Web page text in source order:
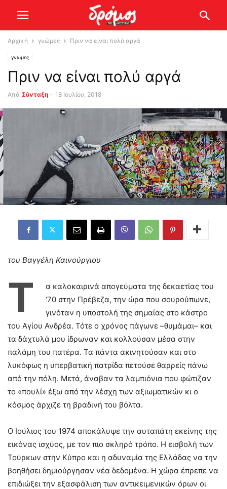
Αρχική γνώμες Πριν να είναι πολύ αργά
γνώμες
Πριν να είναι πολύ αργά
Από Σύνταξη - 18 Ιουλίου, 2018
του Βαγγέλη Καινούργιου
Τ
α καλοκαιρινά απογεύματα της δεκαετίας του
‘70 στην Πρέβεζα, την ώρα που σουρούπωνε,
γινόταν η υποστολή της σημαίας στο κάστρο
του Αγίου Ανδρέα. Τότε ο χρόνος πάγωνε –θυμάμαι– και
τα δάχτυλά μου ίδρωναν και κολλούσαν μέσα στην
παλάμη του πατέρα. Τα πάντα ακινητούσαν και στο
λυκόφως η υπερβατική πατρίδα πετούσε θαρρείς πάνω
από την πόλη. Μετά, άναβαν τα λαμπιόνια που φώτιζαν
το «πουλί» έξω από την λέσχη των αξιωματικών κι ο
κόσμος άρχιζε τη βραδινή του βόλτα.
Ο Ιούλιος του 1974 αποκάλυψε την αυταπάτη εκείνης της
εικόνας ισχύος, με τον πιο σκληρό τρόπο. Η εισβολή των
Τούρκων στην Κύπρο και η αδυναμία της Ελλάδας να την
βοηθήσει δημιούργησαν νέα δεδομένα. Η χώρα έπρεπε να
επιδιώξει την εξασφάλιση των αντικειμενικών όρων οι